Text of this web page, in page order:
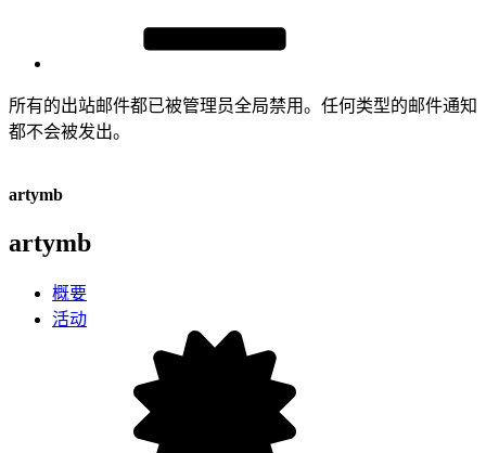
所有的出站邮件都已被管理员全局禁用。任何类型的邮件通知
都不会被发出。
artymb
artymb
概要
活动